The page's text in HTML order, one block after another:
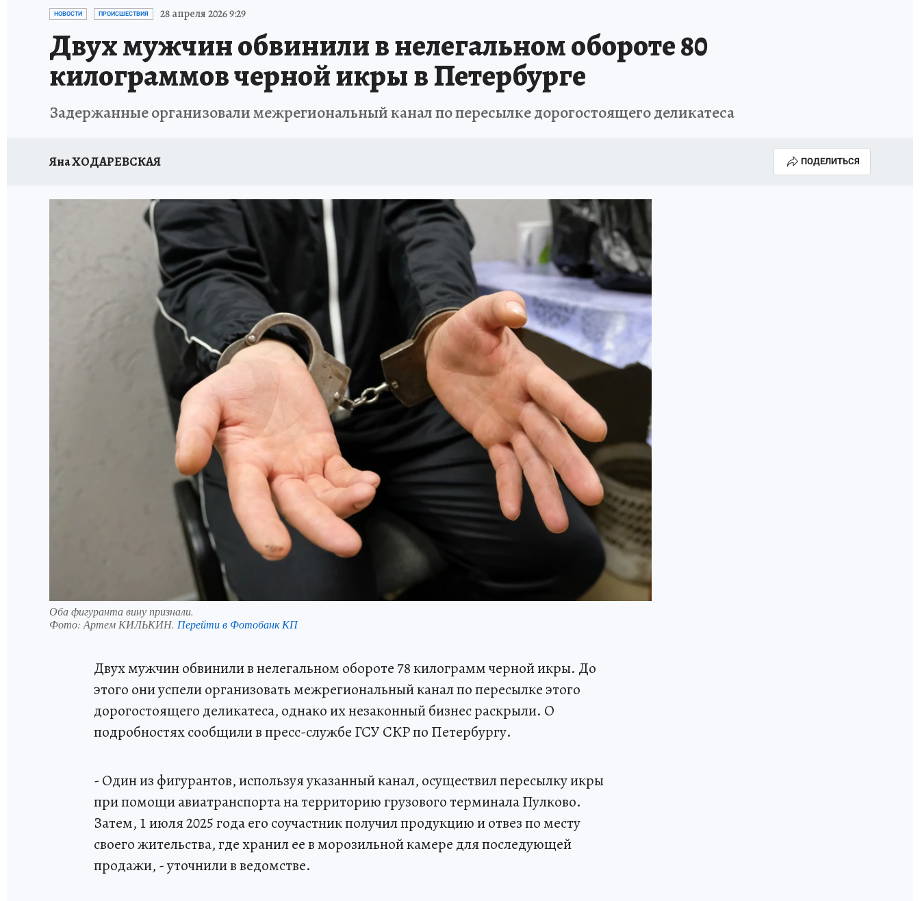
ПЕТЕРБУРГСКАЯ СТРОЙКА НЕИЗВЕСТНАЯ БЛОКАДА
НОВОСТИ ПРОИСШЕСТВИЯ 28 апреля 2026 9:29
Двух мужчин обвинили в нелегальном обороте 80
килограммов черной икры в Петербурге
Задержанные организовали межрегиональный канал по пересылке дорогостоящего деликатеса
Яна ХОДАРЕВСКАЯ ПОДЕЛИТЬСЯ
Оба фигуранта вину признали.
Фото: Артем КИЛЬКИН. Перейти в Фотобанк КП
Двух мужчин обвинили в нелегальном обороте 78 килограмм черной икры. До
этого они успели организовать межрегиональный канал по пересылке этого
дорогостоящего деликатеса, однако их незаконный бизнес раскрыли. О
подробностях сообщили в пресс-службе ГСУ СКР по Петербургу.
- Один из фигурантов, используя указанный канал, осуществил пересылку икры
при помощи авиатранспорта на территорию грузового терминала Пулково.
Затем, 1 июля 2025 года его соучастник получил продукцию и отвез по месту
своего жительства, где хранил ее в морозильной камере для последующей
продажи, - уточнили в ведомстве.